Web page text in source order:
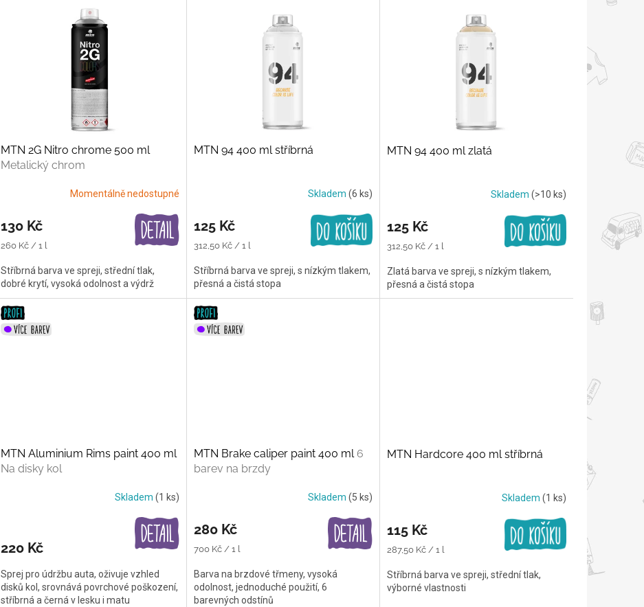
MTN 2G Nitro chrome 500 ml
Metalický chrom
Momentálně nedostupné
130 Kč
Měrná
260 Kč / 1 l
Stříbrná barva ve spreji, střední tlak,
dobré krytí, vysoká odolnost a výdrž
MTN 94 400 ml stříbrná
Skladem (6 ks)
125 Kč
Měrná
312,50 Kč / 1 l
Stříbrná barva ve spreji, s nízkým tlakem,
přesná a čistá stopa
MTN 94 400 ml zlatá
Skladem (>10 ks)
125 Kč
Měrná
312,50 Kč / 1 l
Zlatá barva ve spreji, s nízkým tlakem,
přesná a čistá stopa
MTN Aluminium Rims paint 400 ml
Na disky kol
Skladem (1 ks)
220 Kč
Sprej pro údržbu auta, oživuje vzhled
disků kol, srovnává povrchové poškození,
stříbrná a černá v lesku i matu
MTN Brake caliper paint 400 ml 6
barev na brzdy
Skladem (5 ks)
280 Kč
Měrná
700 Kč / 1 l
Barva na brzdové třmeny, vysoká
odolnost, jednoduché použití, 6
barevných odstínů
MTN Hardcore 400 ml stříbrná
Skladem (1 ks)
115 Kč
Měrná
287,50 Kč / 1 l
Stříbrná barva ve spreji, střední tlak,
výborné vlastnosti